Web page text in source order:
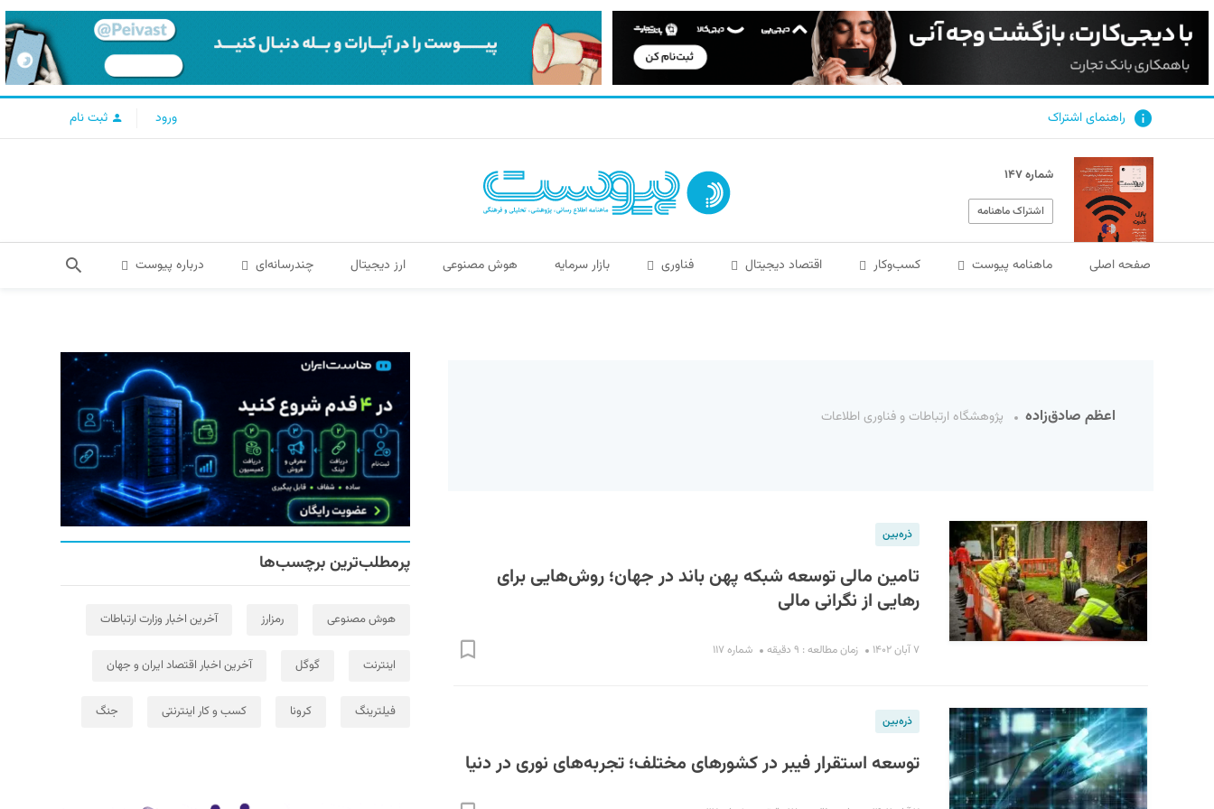
راهنمای اشتراک ورود ثبت نام
شماره ۱۴۷
اشتراک ماهنامه
صفحه اصلی ماهنامه پیوست کسب‌و‌کار اقتصاد دیجیتال فناوری بازار سرمایه هوش مصنوعی ارز دیجیتال چندرسانه‌ای درباره پیوست
اعظم صادق‌زاده پژوهشگاه ارتباطات و فناوری اطلاعات
ذره‌بین
تامین مالی توسعه شبکه پهن باند در جهان؛ روش‌هایی برای
رهایی از نگرانی مالی
۷ آبان ۱۴۰۲ زمان مطالعه : ۹ دقیقه شماره ۱۱۷
ذره‌بین
توسعه استقرار فیبر در کشورهای مختلف؛ تجربه‌های نوری در دنیا
پرمطلب‌ترین برچسب‌ها
هوش مصنوعی رمزارز آخرین اخبار وزارت ارتباطات
اینترنت گوگل آخرین اخبار اقتصاد ایران و جهان
فیلترینگ کرونا کسب و کار اینترنتی جنگ